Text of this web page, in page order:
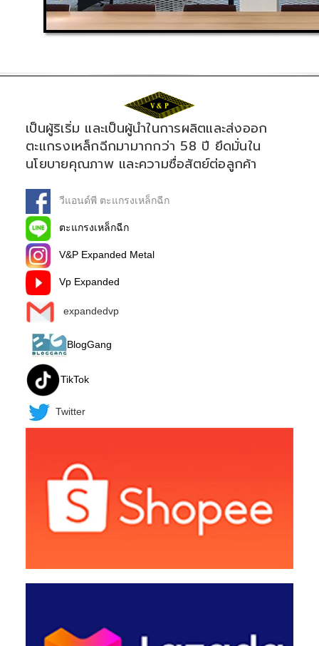
เป็นผู้ริเริ่ม และเป็นผู้นำในการผลิตและส่งออก
ตะแกรงเหล็กฉีกมามากกว่า 58 ปี ยึดมั่นใน
นโยบายคุณภาพ และความซื่อสัตย์ต่อลูกค้า
วีแอนด์พี ตะแกรงเหล็กฉีก
ตะแกรงเหล็กฉีก
V&P Expanded Metal
Vp Expanded
expandedvp
BlogGang
TikTok
Twitter